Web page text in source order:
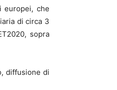
europei, che
di circa 3
sopra
diffusione di